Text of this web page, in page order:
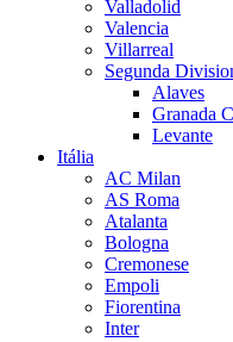
Valladolid
Valencia
Villarreal
Segunda
Alaves
Granada
Levante
Itália
AC Milan
AS Roma
Atalanta
Bologna
Cremonese
Empoli
Fiorentina
Inter